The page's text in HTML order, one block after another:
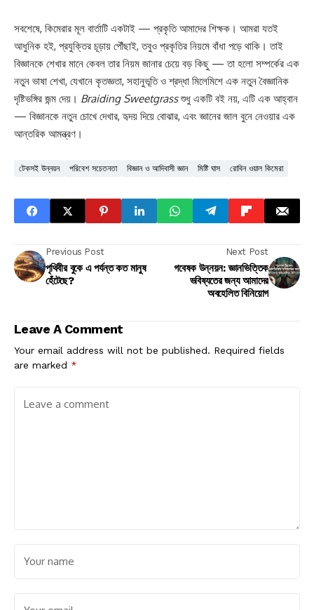
সবশেষে, কিমেরার মূল বার্তাটি একটাই — প্রকৃতি আমাদের শিক্ষক। আমরা যতই
আধুনিক হই, প্রযুক্তির চূড়ায় পৌঁছাই, তবুও প্রকৃতির নিয়মে বাঁধা পড়ে থাকি। তাই
বিজ্ঞানকে শেখার মানে কেবল তার নিয়ম জানার চেয়ে বড় কিছু — তা হলো সম্পর্কের এক
নতুন ভাষা শেখা, যেখানে কৃতজ্ঞতা, সহানুভূতি ও শ্রদ্ধা মিলেমিশে এক নতুন বৈজ্ঞানিক
দৃষ্টিভঙ্গির জন্ম দেয়। Braiding Sweetgrassশুধু একটি বই নয়, এটি এক আহ্বান
— বিজ্ঞানকে নতুন চোখে দেখার, হৃদয় দিয়ে বোঝার, এবং জ্ঞানের জাল বুনে নেওয়ার এক
আন্তরিক আমন্ত্রণ।
টেকসই উন্নয়ন পরিবেশ সচেতনতা বিজ্ঞান ও আদিবাসী জ্ঞান মিষ্টি ঘাস রোবিন ওয়াল কিমেরা
Previous Post
পৃথিবীর বুকে এ পর্যন্ত কত মানুষ
হেঁটেছে?
Next Post
গবেষক উন্নয়ন: জ্ঞানভিত্তিক
ভবিষ্যতের জন্য আমাদের
অবহেলিত বিনিয়োগ
Leave A Comment
Your email address will not be published. Required fields
are marked *